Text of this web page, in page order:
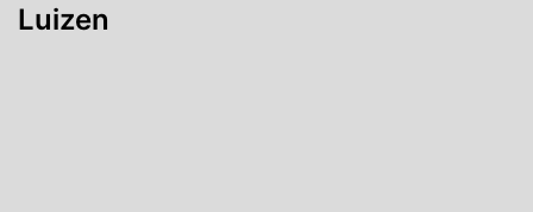
Luizen